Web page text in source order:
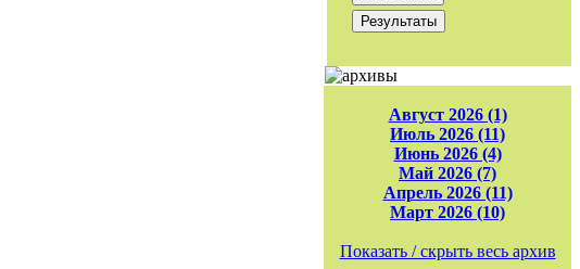
Август 2026 (1)
Июль 2026 (11)
Июнь 2026 (4)
Май 2026 (7)
Апрель 2026 (11)
Март 2026 (10)
Показать / скрыть весь архив